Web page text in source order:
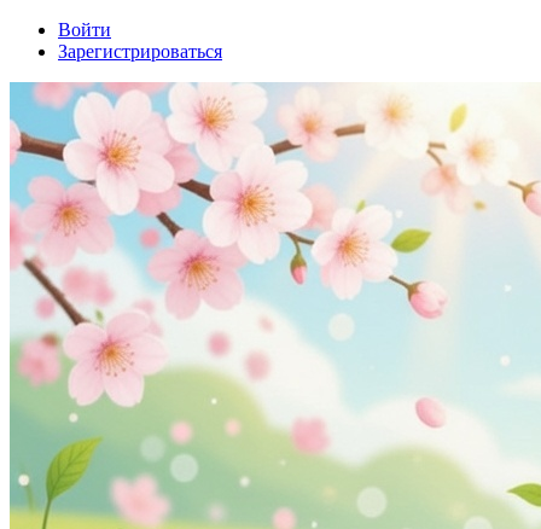
Войти
Зарегистрироваться